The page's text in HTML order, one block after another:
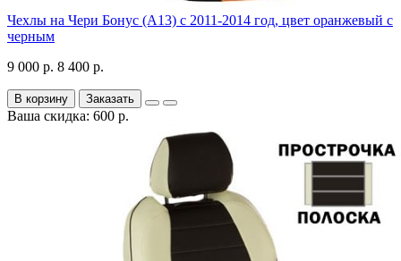
Чехлы на Чери Бонус (A13) c 2011-2014 год, цвет оранжевый с
черным
9 000 р. 8 400 р.
В корзину Заказать
Ваша скидка: 600 р.